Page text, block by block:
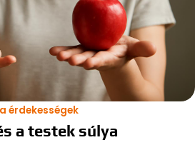
érdekességek
a testek súlya